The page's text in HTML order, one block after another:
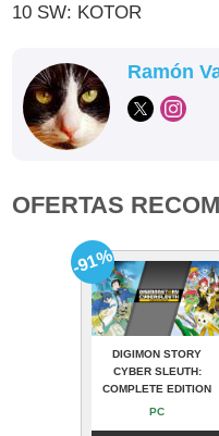
10 SW: KOTOR
Ramón
OFERTAS
DIGIMON STORY
CYBER SLEUTH:
COMPLETE EDITION
PC
-91%